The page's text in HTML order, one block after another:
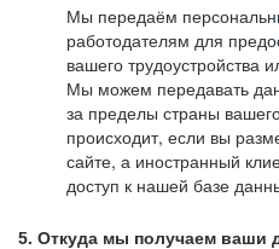
Мы передаём
работодателям для
вашего трудоустройства
Мы можем передавать
за пределы страны
происходит, если вы
сайте, а иностранный
доступ к нашей базе
5. Откуда мы получаем ваши